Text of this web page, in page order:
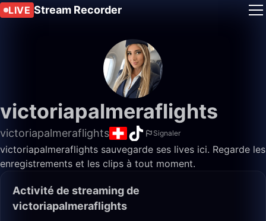
LIVE Stream Recorder
victoriapalmeraflights
victoriapalmeraflights Signaler
victoriapalmeraflights sauvegarde ses lives ici. Regarde les
enregistrements et les clips à tout moment.
Activité de streaming de
victoriapalmeraflights